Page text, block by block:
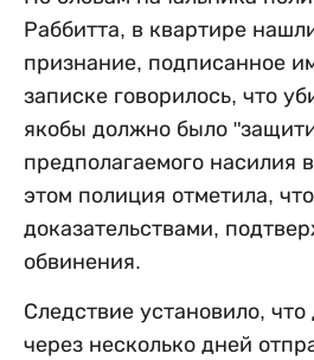
Раббитта, в квартире
признание, подписанное
записке говорилось, что
якобы должно было
предполагаемого насилия
этом полиция отметила,
доказательствами,
обвинения.
Следствие установило,
через несколько дней